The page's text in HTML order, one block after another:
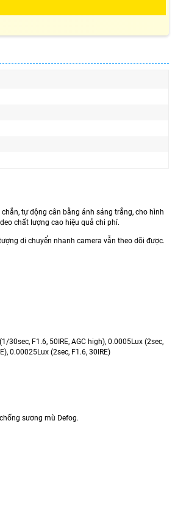
tự động cân bằng ánh sáng trắng, cho hình
chất lượng cao hiệu quả chi phí.
di chuyển nhanh camera vẫn theo dõi được.
30sec, F1.6, 50IRE, AGC high), 0.0005Lux (2sec,
0.00025Lux (2sec, F1.6, 30IRE)
sương mù Defog.